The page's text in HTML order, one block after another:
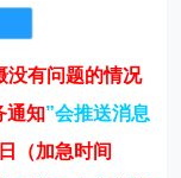
没有问题的情况
通知”会推送消息
（加急时间